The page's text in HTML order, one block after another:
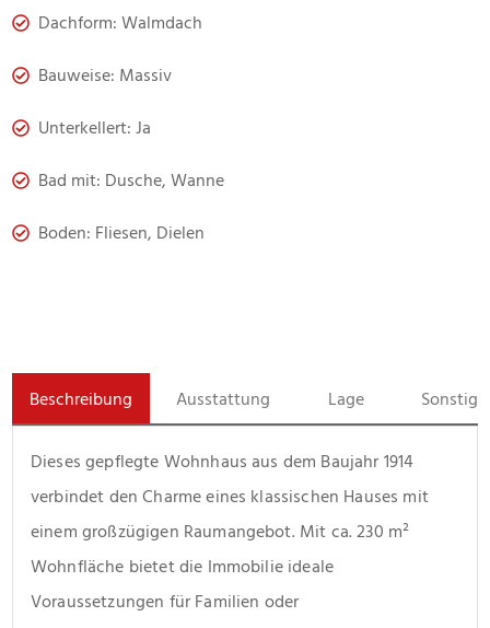
Dachform: Walmdach
Bauweise: Massiv
Unterkellert: Ja
Bad mit: Dusche, Wanne
Boden: Fliesen, Dielen
Beschreibung Ausstattung Lage
Dieses gepflegte Wohnhaus aus dem Baujahr 1914
verbindet den Charme eines klassischen Hauses mit
einem großzügigen Raumangebot. Mit ca. 230 m²
Wohnfläche bietet die Immobilie ideale
Voraussetzungen für Familien oder